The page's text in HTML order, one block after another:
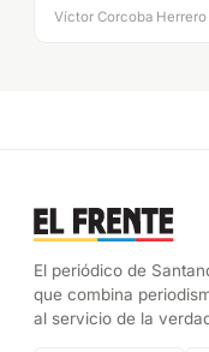
Víctor Corcoba Herrero
El periódico de
que combina
al servicio de la